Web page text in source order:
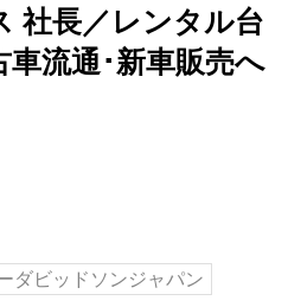
社長／レンタル台
流通･新車販売へ
ダビッドソンジャパン